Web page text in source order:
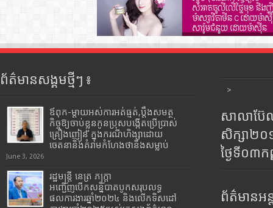
ព័ត៌មានសង្គមថ្មីៗ ៖
ឪពុក-ម្ដាយអស់ការអត់ធ្មត់,ប្ដឹងសមត្ថ
កិច្ចឱ្យចាប់ខ្លួនកូនប្រុសបង្កើតប្រើប្រាស់
គ្រឿងញៀន ក្នុងករណីហិង្សាដោយ
ចេតនានិងគំរាមកំហែងថានឹងសម្លាប់
June 3, 2026
រដ្ឋមន្រ្តី​ នេត្រ​ ភក្ត្រា​
អញ្ជើញបើកសន្និបាតបូកសរុបលទ្ធ
ផលការងារឆ្នាំ២០២៤ និងលើកទិសដៅ
>
សាលាប៊ែ
សិក្សា២
ថ្ងៃទី០៣
ព័ត៌មានអន្